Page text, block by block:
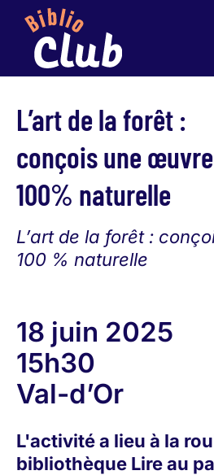
L’art de la forêt :
conçois une œuvre
100% naturelle
L’art de la forêt :
100 % naturelle
18 juin 2025
15h30
Val-d’Or
L'activité a lieu à la
bibliothèque Lire au